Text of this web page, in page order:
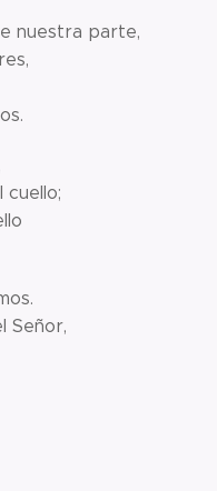
nuestra parte,
Señor,